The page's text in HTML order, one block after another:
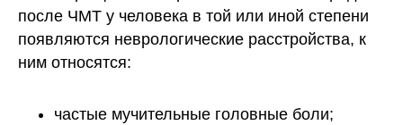
после ЧМТ у человека в той или иной степени
появляются неврологические расстройства, к
ним относятся:
частые мучительные головные боли;